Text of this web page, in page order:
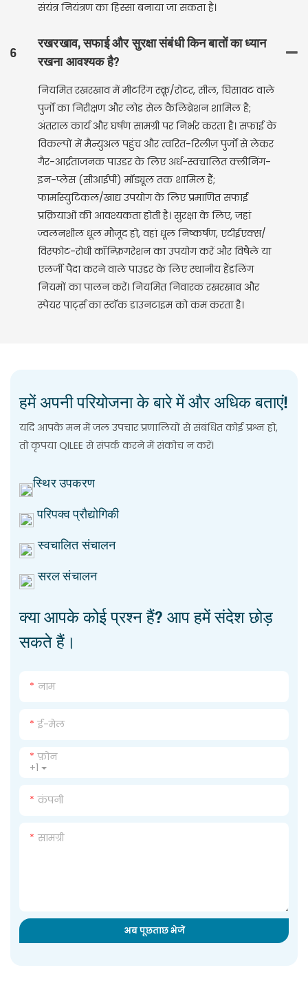
संयंत्र नियंत्रण का हिस्सा बनाया जा सकता है।
6
रखरखाव, सफाई और सुरक्षा संबंधी किन बातों का ध्यान
रखना आवश्यक है?
नियमित रखरखाव में मीटरिंग स्क्रू/रोटर, सील, घिसावट वाले
पुर्जों का निरीक्षण और लोड सेल कैलिब्रेशन शामिल है;
अंतराल कार्य और घर्षण सामग्री पर निर्भर करता है। सफाई के
विकल्पों में मैन्युअल पहुंच और त्वरित-रिलीज़ पुर्जों से लेकर
गैर-आर्द्रताजनक पाउडर के लिए अर्ध-स्वचालित क्लीनिंग-
इन-प्लेस (सीआईपी) मॉड्यूल तक शामिल हैं;
फार्मास्युटिकल/खाद्य उपयोग के लिए प्रमाणित सफाई
प्रक्रियाओं की आवश्यकता होती है। सुरक्षा के लिए, जहां
ज्वलनशील धूल मौजूद हो, वहां धूल निष्कर्षण, एटीईएक्स/
विस्फोट-रोधी कॉन्फ़िगरेशन का उपयोग करें और विषैले या
एलर्जी पैदा करने वाले पाउडर के लिए स्थानीय हैंडलिंग
नियमों का पालन करें। नियमित निवारक रखरखाव और
स्पेयर पार्ट्स का स्टॉक डाउनटाइम को कम करता है।
हमें अपनी परियोजना के बारे में और अधिक बताएं!
यदि आपके मन में जल उपचार प्रणालियों से संबंधित कोई प्रश्न हो,
तो कृपया QILEE से संपर्क करने में संकोच न करें।
स्थिर उपकरण
परिपक्व प्रौद्योगिकी
स्वचालित संचालन
सरल संचालन
क्या आपके कोई प्रश्न हैं? आप हमें संदेश छोड़
सकते हैं।
नाम
ई-मेल
+1
फ़ोन
कंपनी
सामग्री
अब पूछताछ भेजें